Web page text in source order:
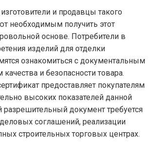
и продавцы такого
необходимым получить этот
основе. Потребители в
изделий для отделки
ознакомиться с документальным
и безопасности товара.
предоставляет покупателям
высоких показателей данной
разрешительный документ требуется
соглашений, реализации
строительных торговых центрах.